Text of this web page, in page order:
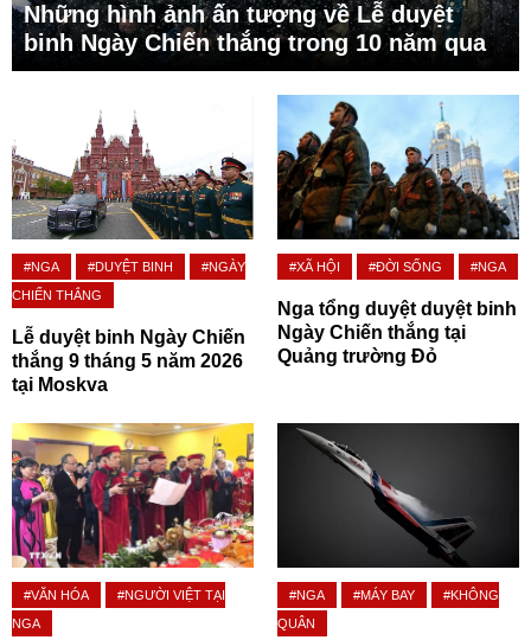
Những hình ảnh ấn tượng về Lễ duyệt
binh Ngày Chiến thắng trong 10 năm qua
#NGA #DUYỆT BINH
#NGÀY
CHIẾN THẮNG
Lễ duyệt binh Ngày Chiến
thắng 9 tháng 5 năm 2026
tại Moskva
#XÃ HỘI #ĐỜI SỐNG #NGA
Nga tổng duyệt duyệt binh
Ngày Chiến thắng tại
Quảng trường Đỏ
#VĂN HÓA
#NGƯỜI VIỆT TẠI
NGA
#NGA #MÁY BAY
#KHÔNG
QUÂN